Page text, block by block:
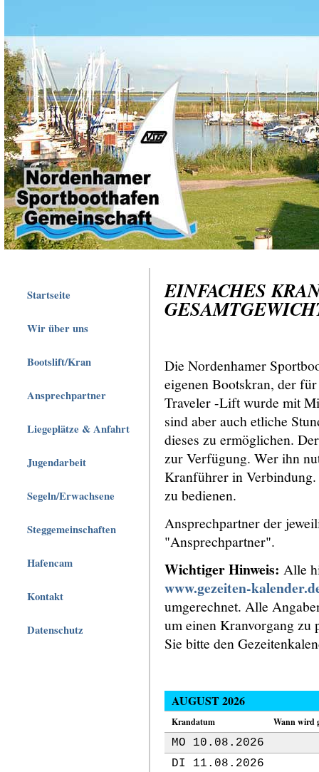
Startseite
Wir über uns
Bootslift/Kran
Ansprechpartner
Liegeplätze & Anfahrt
Jugendarbeit
Segeln/Erwachsene
Steggemeinschaften
Hafencam
Kontakt
Datenschutz
EINFACHES
Die Nordenhamer
eigenen Bootskran, der
Traveler -Lift wurde mit
sind aber auch etliche
dieses zu ermöglichen.
zur Verfügung. Wer ihn
Kranführer in
zu bedienen.
Ansprechpartner der
"Ansprechpartner".
Wichtiger Hinweis: Alle
www.gezeiten-
umgerechnet. Alle
um einen Kranvorgang zu
Sie bitte den
AUGUST 2026
Krandatum Wann wird
MO 10.08.2026
DI 11.08.2026